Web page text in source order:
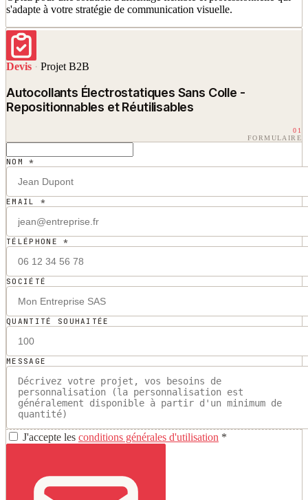
s'adapte à votre stratégie de communication visuelle.
Devis · Projet B2B
Autocollants Électrostatiques Sans Colle -
Repositionnables et Réutilisables
01
FORMULAIRE
NOM *
EMAIL *
TÉLÉPHONE *
SOCIÉTÉ
QUANTITÉ SOUHAITÉE
MESSAGE
J'accepte les conditions générales d'utilisation *